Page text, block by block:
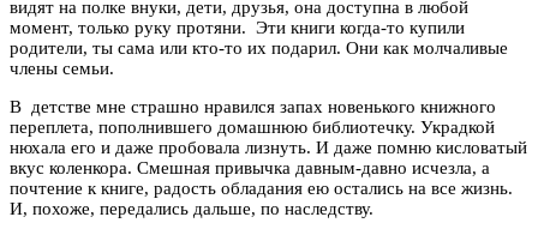
видят на полке внуки, дети, друзья, она доступна в любой
момент, только руку протяни. Эти книги когда-то купили
родители, ты сама или кто-то их подарил. Они как молчаливые
члены семьи.
В детстве мне страшно нравился запах новенького книжного
переплета, пополнившего домашнюю библиотечку. Украдкой
нюхала его и даже пробовала лизнуть. И даже помню кисловатый
вкус коленкора. Смешная привычка давным-давно исчезла, а
почтение к книге, радость обладания ею остались на все жизнь.
И, похоже, передались дальше, по наследству.